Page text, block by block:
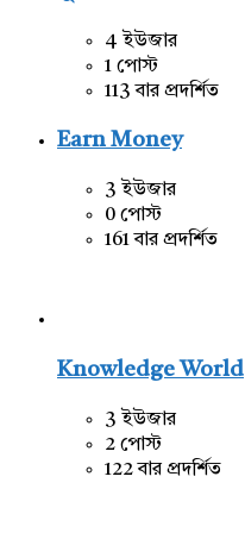
4 ইউজার
1 পোস্ট
113 বার প্রদর্শিত
Earn Money
3 ইউজার
0 পোস্ট
161 বার প্রদর্শিত
Knowledge World
3 ইউজার
2 পোস্ট
122 বার প্রদর্শিত